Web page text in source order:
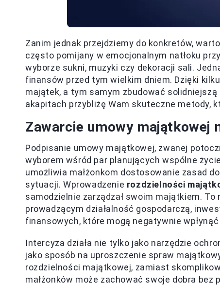
Zanim jednak przejdziemy do konkretów,
często pomijany w emocjonalnym natłoku
wyborze sukni, muzyki czy dekoracji sali.
finansów przed tym wielkim dniem. Dzięki
majątek, a tym samym zbudować
akapitach przybliżę Wam skuteczne metody,
Zawarcie umowy majątkowej
Podpisanie umowy majątkowej, zwanej
wyborem wśród par planujących wspólne
umożliwia małżonkom dostosowanie zasad
sytuacji. Wprowadzenie rozdzielności
samodzielnie zarządzał swoim majątkiem.
prowadzącym działalność gospodarczą,
finansowych, które mogą negatywnie
Intercyza działa nie tylko jako narzędzie
jako sposób na uproszczenie spraw
rozdzielności majątkowej, zamiast
małżonków może zachować swoje dobra